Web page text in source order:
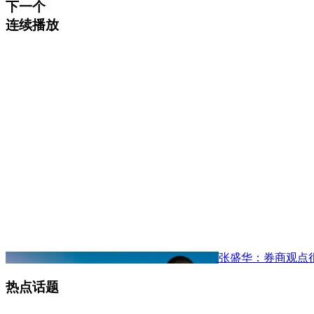
下一个
连续播放
张盛华：券商观点
热点话题